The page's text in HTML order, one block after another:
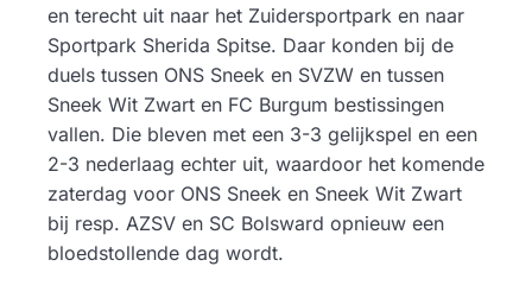
en terecht uit naar het Zuidersportpark en naar
Sportpark Sherida Spitse. Daar konden bij de
duels tussen ONS Sneek en SVZW en tussen
Sneek Wit Zwart en FC Burgum bestissingen
vallen. Die bleven met een 3-3 gelijkspel en een
2-3 nederlaag echter uit, waardoor het komende
zaterdag voor ONS Sneek en Sneek Wit Zwart
bij resp. AZSV en SC Bolsward opnieuw een
bloedstollende dag wordt.